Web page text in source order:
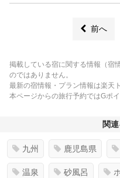
前へ
掲載している宿に関する情報（宿
のではありません。
最新の宿情報・プラン情報は楽天
本ページからの旅行予約ではGポ
関
九州 鹿児島県
温泉 砂風呂